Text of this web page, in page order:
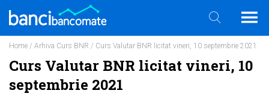
Home / Arhiva Curs BNR / Curs Valutar BNR licitat vineri, 10 septembrie 2021
Curs Valutar BNR licitat vineri, 10
septembrie 2021